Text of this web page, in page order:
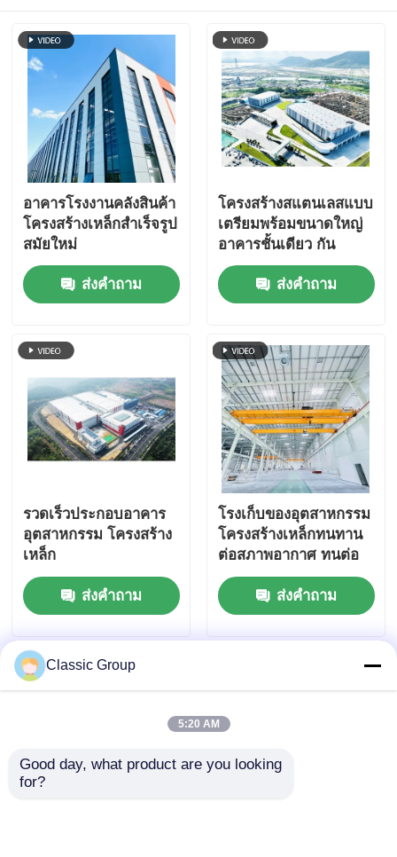
อาคารโรงงานคลังสินค้า
โครงสร้างเหล็กสำเร็จรูป
สมัยใหม่
ส่งคำถาม
โครงสร้างสแตนเลสแบบ
เตรียมพร้อมขนาดใหญ่
อาคารชั้นเดียว กัน
อากาศ
ส่งคำถาม
รวดเร็วประกอบอาคาร
อุตสาหกรรม โครงสร้าง
เหล็ก
ส่งคำถาม
โรงเก็บของอุตสาหกรรม
โครงสร้างเหล็กทนทาน
ต่อสภาพอากาศ ทนต่อ
แผ่นดินไหว โครงสร้าง
โกดังโครงสร้างสำเร็จรูป
ส่งคำถาม
Classic Group
5:20 AM
Good day, what product are you looking
for?